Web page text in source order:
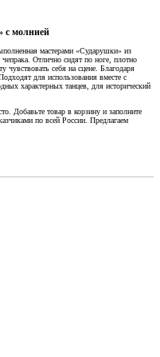
с молнией
мастерами «Сударушки» из
Отлично сидят по ноге, плотно
чувствовать себя на сцене. Благодаря
для использования вместе с
характерных танцев, для исторический
Добавьте товар в корзину и заполните
по всей России. Предлагаем